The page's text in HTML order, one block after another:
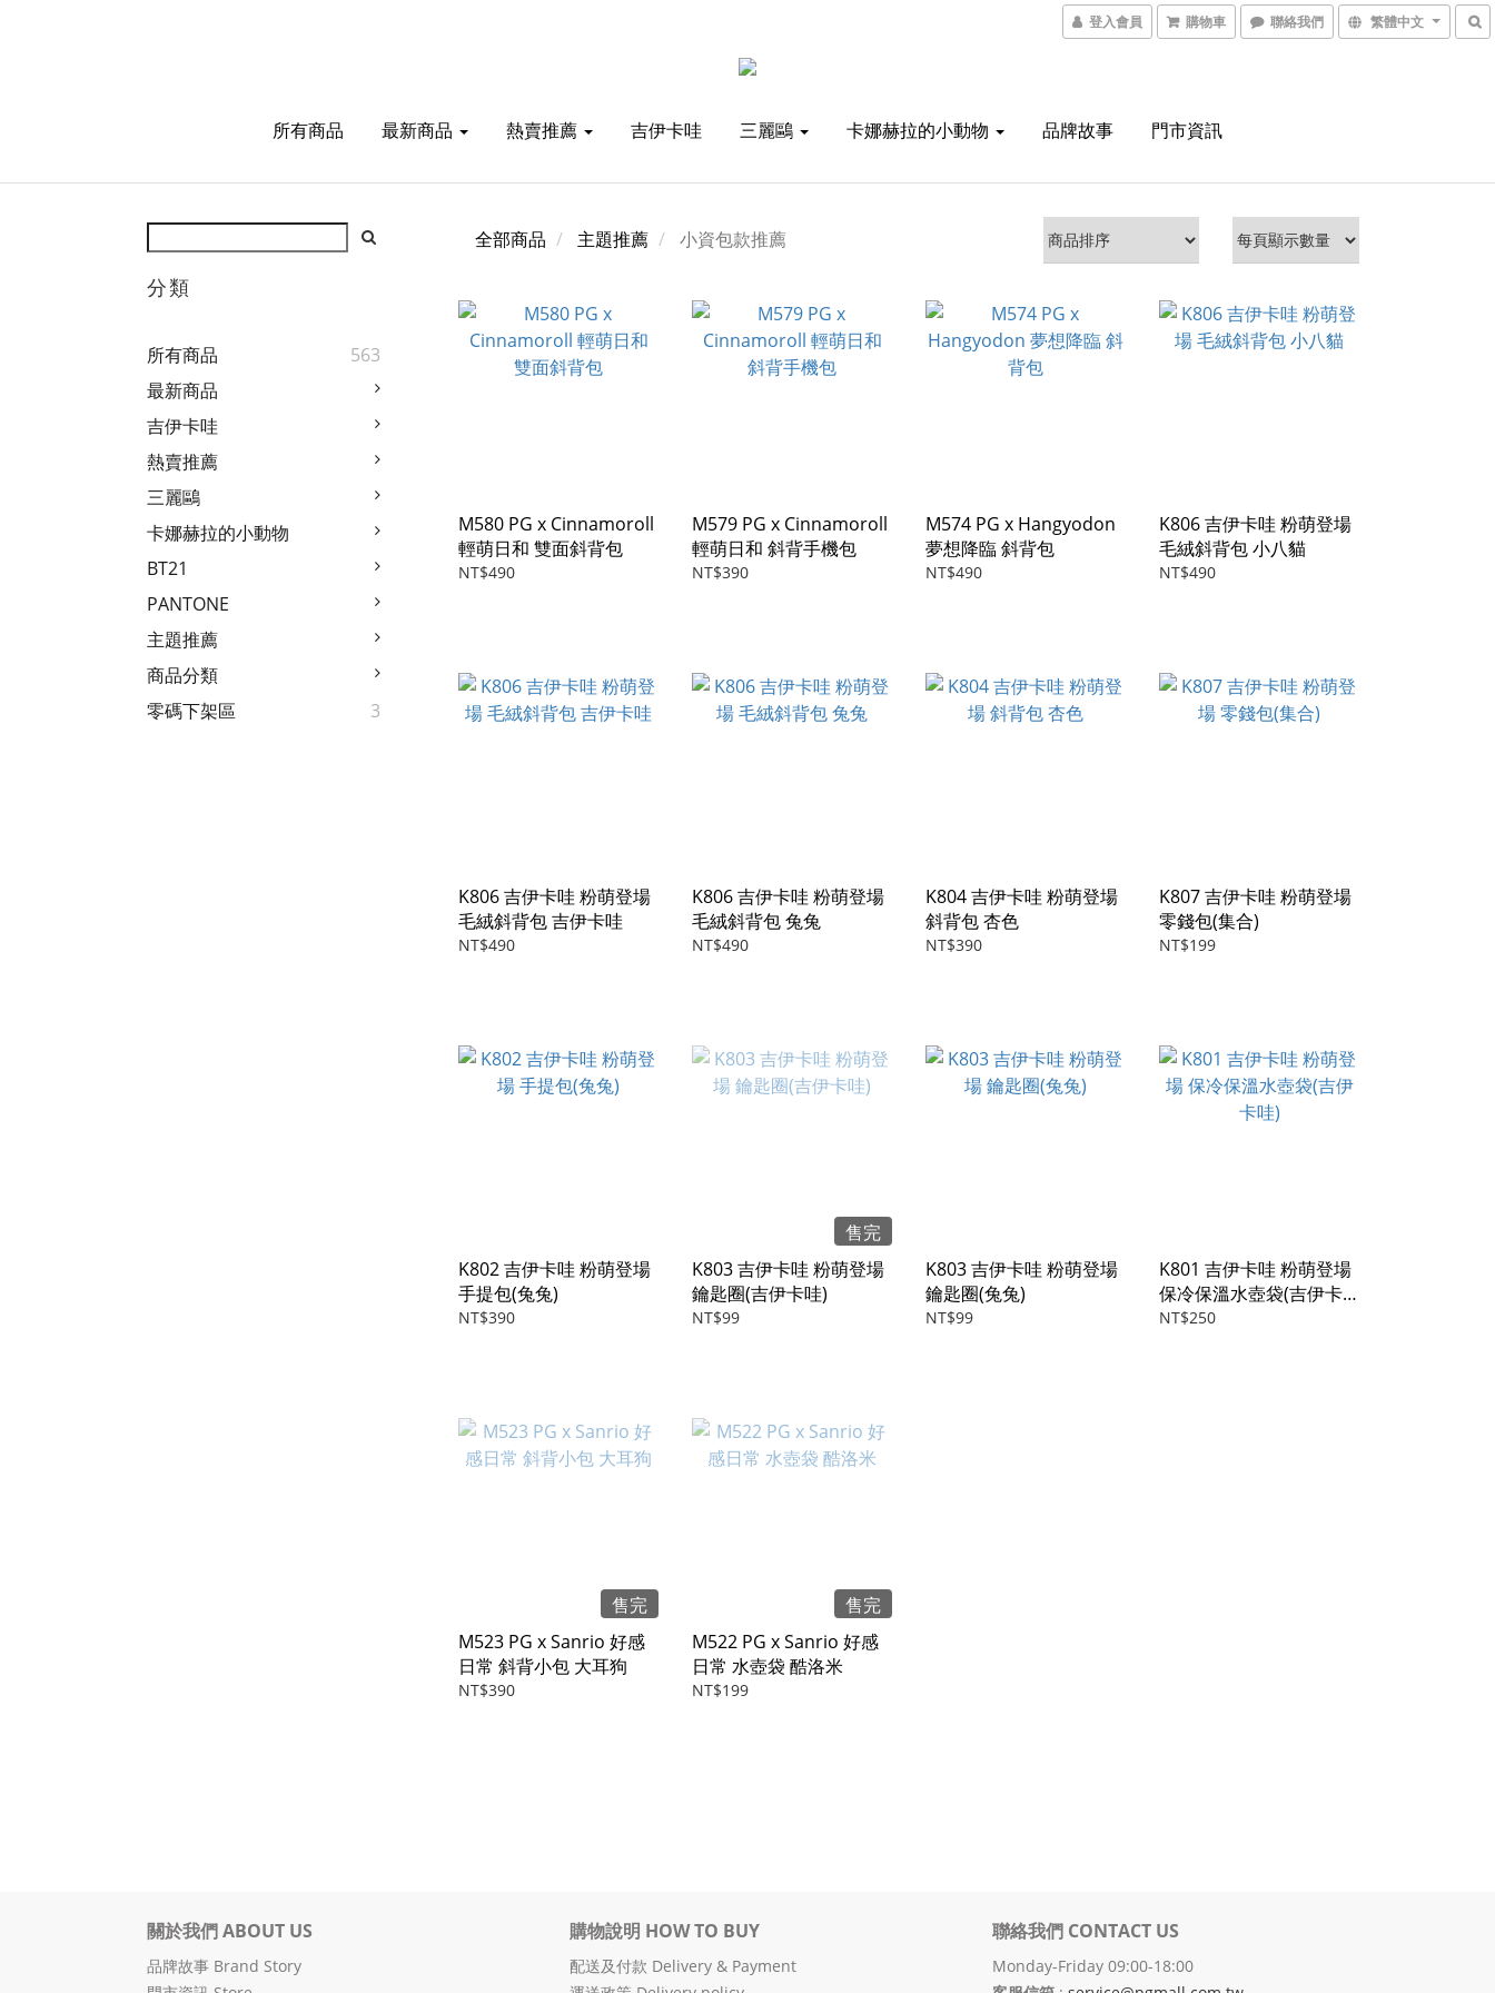
登入會員 購物車 聯絡我們 繁體中文
所有商品 最新商品 熱賣推薦 吉伊卡哇 三麗鷗 卡娜赫拉的小動物 品牌故事 門市資訊
分類
所有商品
563
最新商品
吉伊卡哇
熱賣推薦
三麗鷗
卡娜赫拉的小動物
BT21
PANTONE
主題推薦
商品分類
零碼下架區
3
全部商品 主題推薦 小資包款推薦
M580 PG x Cinnamoroll
輕萌日和 雙面斜背包
NT$490
M579 PG x Cinnamoroll
輕萌日和 斜背手機包
NT$390
M574 PG x Hangyodon
夢想降臨 斜背包
NT$490
K806 吉伊卡哇 粉萌登場
毛絨斜背包 小八貓
NT$490
K806 吉伊卡哇 粉萌登場
毛絨斜背包 吉伊卡哇
NT$490
K806 吉伊卡哇 粉萌登場
毛絨斜背包 兔兔
NT$490
K804 吉伊卡哇 粉萌登場
斜背包 杏色
NT$390
K807 吉伊卡哇 粉萌登場
零錢包(集合)
NT$199
K802 吉伊卡哇 粉萌登場
手提包(兔兔)
NT$390
售完
K803 吉伊卡哇 粉萌登場
鑰匙圈(吉伊卡哇)
NT$99
K803 吉伊卡哇 粉萌登場
鑰匙圈(兔兔)
NT$99
K801 吉伊卡哇 粉萌登場
保冷保溫水壺袋(吉伊卡
哇)
NT$250
售完
M523 PG x Sanrio 好感
日常 斜背小包 大耳狗
NT$390
售完
M522 PG x Sanrio 好感
日常 水壺袋 酷洛米
NT$199
關於我們 ABOUT US
品牌故事 Brand Story
購物說明 HOW TO BUY
配送及付款 Delivery & Payment
聯絡我們 CONTACT US
Monday-Friday 09:00-18:00